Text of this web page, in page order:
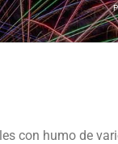
con humo de